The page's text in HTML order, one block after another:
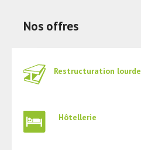
Nos offres
Restructuration lourde
Hôtellerie